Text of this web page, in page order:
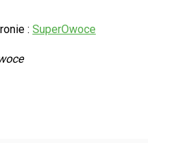
: SuperOwoce